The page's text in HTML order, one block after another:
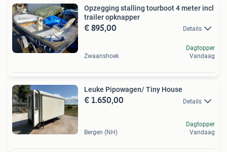
Opzegging stalling tourboot 4 meter incl
trailer opknapper
€ 895,00 Details
Zwaanshoek
Dagtopper
Vandaag
Leuke Pipowagen/ Tiny House
€ 1.650,00 Details
Bergen (NH)
Dagtopper
Vandaag